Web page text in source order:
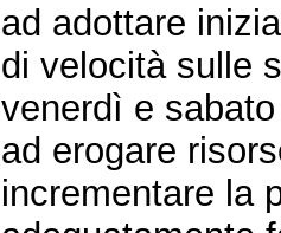
ad adottare
di velocità sulle
venerdì e
ad erogare
incrementare la